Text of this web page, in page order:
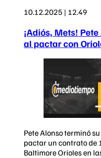
10.12.2025 | 12.49
¡Adiós, Mets!
al pactar con
Pete Alonso terminó
pactar un contrato de
Baltimore Orioles en